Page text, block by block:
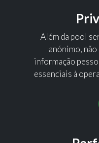
Além da pool
anónimo,
informação
essenciais à